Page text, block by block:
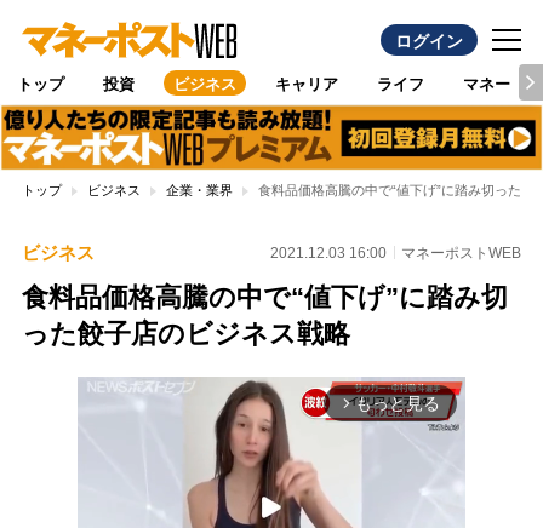
ログイン
トップ 投資 ビジネス キャリア ライフ マネー
トップ ビジネス 企業・業界 食料品価格高騰の中で“値下げ”に踏み切った餃
ビジネス 2021.12.03 16:00 マネーポストWEB
食料品価格高騰の中で“値下げ”に踏み切
った餃子店のビジネス戦略
arrow_forward_ios もっと見る